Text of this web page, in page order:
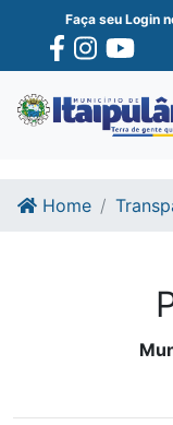
Ir para o conte�do
Ir para o fim do
Faça seu Login
Home